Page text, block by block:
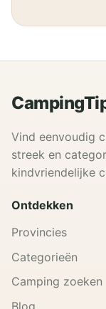
Vind eenvoudig
streek en
kindvriendelijke
Ontdekken
Provincies
Categorieën
Camping zoeken
Blog